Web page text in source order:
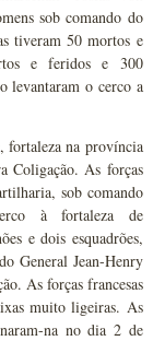
sob comando do
tiveram 50 mortos e
e feridos e 300
levantaram o cerco a
fortaleza na província
Coligação. As forças
sob comando
à fortaleza de
e dois esquadrões,
General Jean-Henry
As forças francesas
muito ligeiras. As
na no dia 2 de